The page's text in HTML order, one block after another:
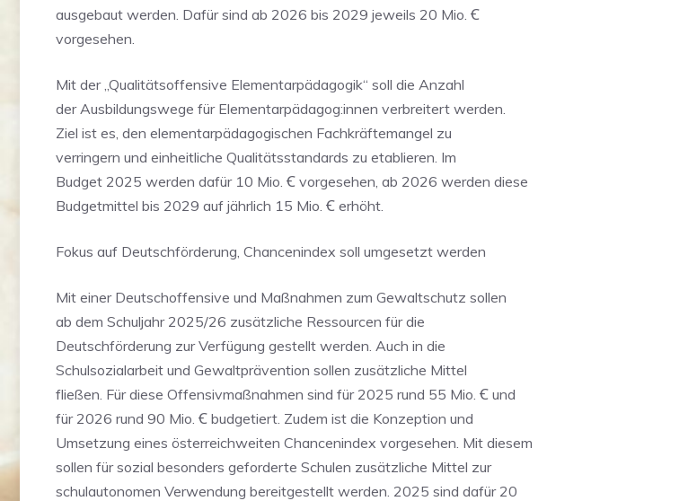
ausgebaut werden. Dafür sind ab 2026 bis 2029 jeweils 20 Mio. Ꞓ
vorgesehen.
Mit der „Qualitätsoffensive Elementarpädagogik“ soll die Anzahl
der Ausbildungswege für Elementarpädagog:innen verbreitert werden.
Ziel ist es, den elementarpädagogischen Fachkräftemangel zu
verringern und einheitliche Qualitätsstandards zu etablieren. Im
Budget 2025 werden dafür 10 Mio. Ꞓ vorgesehen, ab 2026 werden diese
Budgetmittel bis 2029 auf jährlich 15 Mio. Ꞓ erhöht.
Fokus auf Deutschförderung, Chancenindex soll umgesetzt werden
Mit einer Deutschoffensive und Maßnahmen zum Gewaltschutz sollen
ab dem Schuljahr 2025/26 zusätzliche Ressourcen für die
Deutschförderung zur Verfügung gestellt werden. Auch in die
Schulsozialarbeit und Gewaltprävention sollen zusätzliche Mittel
fließen. Für diese Offensivmaßnahmen sind für 2025 rund 55 Mio. Ꞓ und
für 2026 rund 90 Mio. Ꞓ budgetiert. Zudem ist die Konzeption und
Umsetzung eines österreichweiten Chancenindex vorgesehen. Mit diesem
sollen für sozial besonders geforderte Schulen zusätzliche Mittel zur
schulautonomen Verwendung bereitgestellt werden. 2025 sind dafür 20